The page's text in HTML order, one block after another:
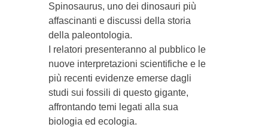
Spinosaurus, uno dei dinosauri più
affascinanti e discussi della storia
della paleontologia.
I relatori presenteranno al pubblico le
nuove interpretazioni scientifiche e le
più recenti evidenze emerse dagli
studi sui fossili di questo gigante,
affrontando temi legati alla sua
biologia ed ecologia.